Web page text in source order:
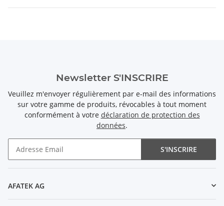
Newsletter S'INSCRIRE
Veuillez m'envoyer régulièrement par e-mail des informations
sur votre gamme de produits, révocables à tout moment
conformément à votre déclaration de protection des
données.
S'INSCRIRE
AFATEK AG